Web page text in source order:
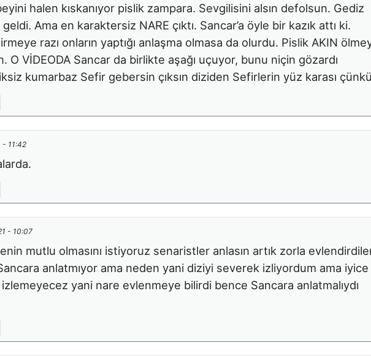
halen kıskanıyor pislik zampara. Sevgilisini alsın defolsun. Gediz
Ama en karaktersiz NARE çıktı. Sancar’a öyle bir kazık attı ki.
razı onların yaptığı anlaşma olmasa da olurdu. Pislik AKIN
O VİDEODA Sancar da birlikte aşağı uçuyor, bunu niçin gözardı
kumarbaz Sefir gebersin çıksın diziden Sefirlerin yüz karası
- 11:42
- 10:07
mutlu olmasını istiyoruz senaristler anlasın artık zorla
anlatmıyor ama neden yani diziyi severek izliyordum ama iyice
izlemeyecez yani nare evlenmeye bilirdi bence Sancara anlatmalıydı